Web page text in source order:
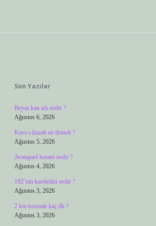
Son Yazılar
Beyaz kan adı nedir ?
Ağustos 6, 2026
Kavs-ı kuzah ne demek ?
Ağustos 5, 2026
Avangard kuram nedir ?
Ağustos 4, 2026
192’nin karekökü nedir ?
Ağustos 3, 2026
2 km kosmak kaç dk ?
Ağustos 3, 2026